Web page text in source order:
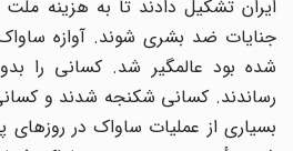
ایران تشکیل دادند تا به هزینه ملت
جنایات ضد بشری شوند. آوازه ساواک
شده بود عالمگیر شد. کسانی را
رساندند. کسانی شکنجه شدند و کسانی
بسیاری از عملیات ساواک در روزهای